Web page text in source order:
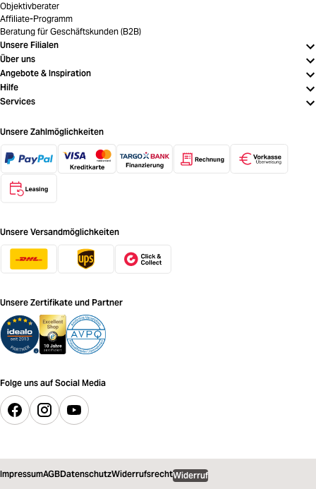
Objektivberater
Affiliate-Programm
Beratung für Geschäftskunden (B2B)
Unsere Filialen
Über uns
Angebote & Inspiration
Hilfe
Services
Unsere Zahlmöglichkeiten
Unsere Versandmöglichkeiten
Unsere Zertifikate und Partner
Folge uns auf Social Media
ImpressumAGBDatenschutzWiderrufsrechtWiderruf